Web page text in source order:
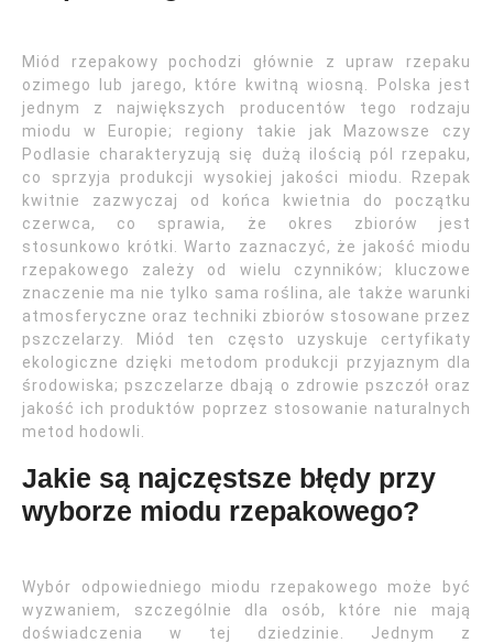
Miód rzepakowy pochodzi głównie z upraw rzepaku
ozimego lub jarego, które kwitną wiosną. Polska jest
jednym z największych producentów tego rodzaju
miodu w Europie; regiony takie jak Mazowsze czy
Podlasie charakteryzują się dużą ilością pól rzepaku,
co sprzyja produkcji wysokiej jakości miodu. Rzepak
kwitnie zazwyczaj od końca kwietnia do początku
czerwca, co sprawia, że okres zbiorów jest
stosunkowo krótki. Warto zaznaczyć, że jakość miodu
rzepakowego zależy od wielu czynników; kluczowe
znaczenie ma nie tylko sama roślina, ale także warunki
atmosferyczne oraz techniki zbiorów stosowane przez
pszczelarzy. Miód ten często uzyskuje certyfikaty
ekologiczne dzięki metodom produkcji przyjaznym dla
środowiska; pszczelarze dbają o zdrowie pszczół oraz
jakość ich produktów poprzez stosowanie naturalnych
metod hodowli.
Jakie są najczęstsze błędy przy
wyborze miodu rzepakowego?
Wybór odpowiedniego miodu rzepakowego może być
wyzwaniem, szczególnie dla osób, które nie mają
doświadczenia w tej dziedzinie. Jednym z